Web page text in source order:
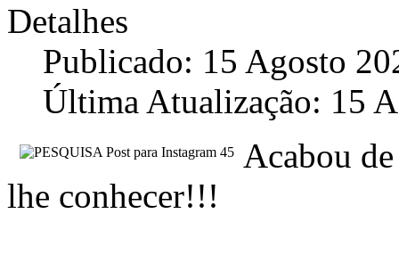
Detalhes
Publicado: 15 Agosto
Última Atualização: 15
Acabou
lhe conhecer!!!